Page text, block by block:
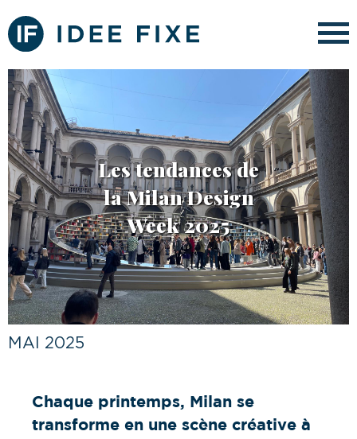
Les tendances de
la Milan Design
Week 2025
MAI 2025
Chaque printemps, Milan se
transforme en une scène créative à